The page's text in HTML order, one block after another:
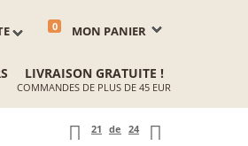
MON PANIER
0
LIVRAISON GRATUITE !
COMMANDES DE PLUS DE 45 EUR
21 de 24